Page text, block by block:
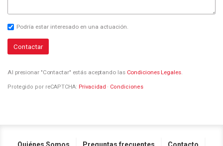
Podría estar interesado en una actuación.
Contactar
Al presionar "Contactar" estás aceptando las Condiciones Legales.
Protegido por reCAPTCHA: Privacidad · Condiciones